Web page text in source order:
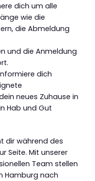
dich um alle
wie die
die Abmeldung
und die Anmeldung
dich
neues Zuhause in
Hab und Gut
dir während des
Seite. Mit unserer
Team stellen
Hamburg nach